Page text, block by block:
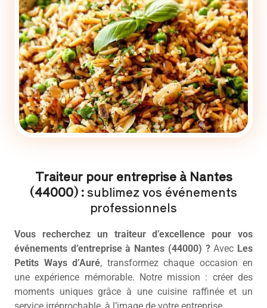
Traiteur pour entreprise à Nantes
(44000) :sublimez vos événements
professionnels
Vous recherchez un traiteur d’excellence pour vos
événements d’entrepriseà Nantes (44000) ?Avec Les
Petits Ways d’Auré, transformez chaque occasion en
une expérience mémorable. Notre mission : créer des
moments uniques grâce à une cuisine raffinée et un